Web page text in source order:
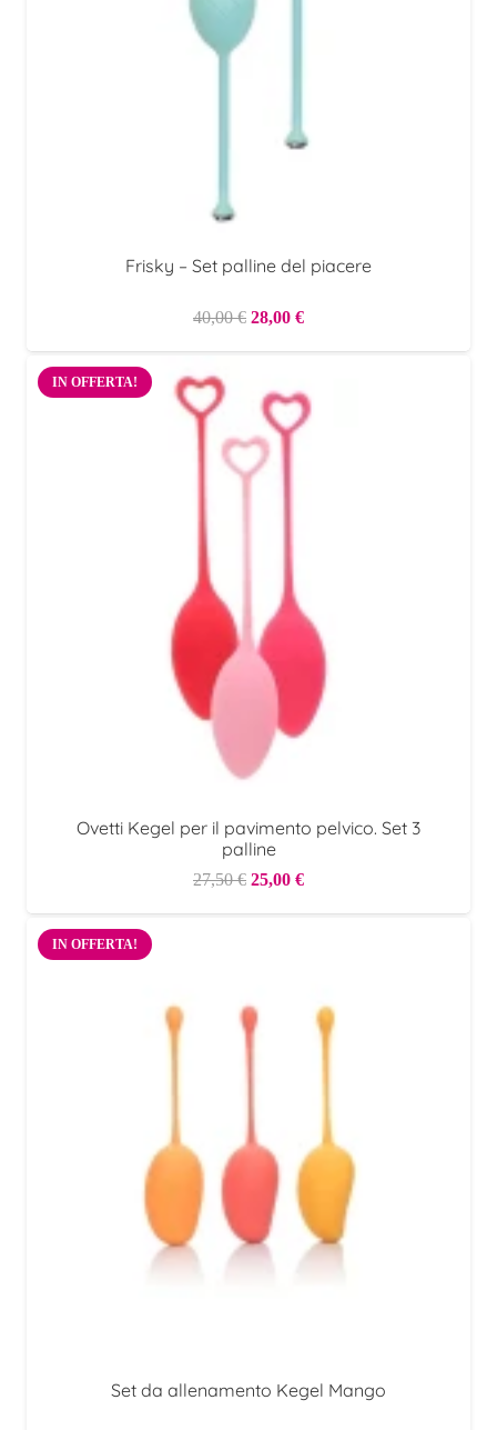
Frisky – Set palline del piacere
40,00€ Il
prezzo
era:
40,00 €.
28,00 €Il
prezzo
è:
IN OFFERTA!
Ovetti Kegel per il pavimento pelvico. Set 3
palline
27,50€ Il
prezzo
27,50 €.
25,00 €Il
prezzo
25,00 €.
IN OFFERTA!
Set da allenamento Kegel Mango